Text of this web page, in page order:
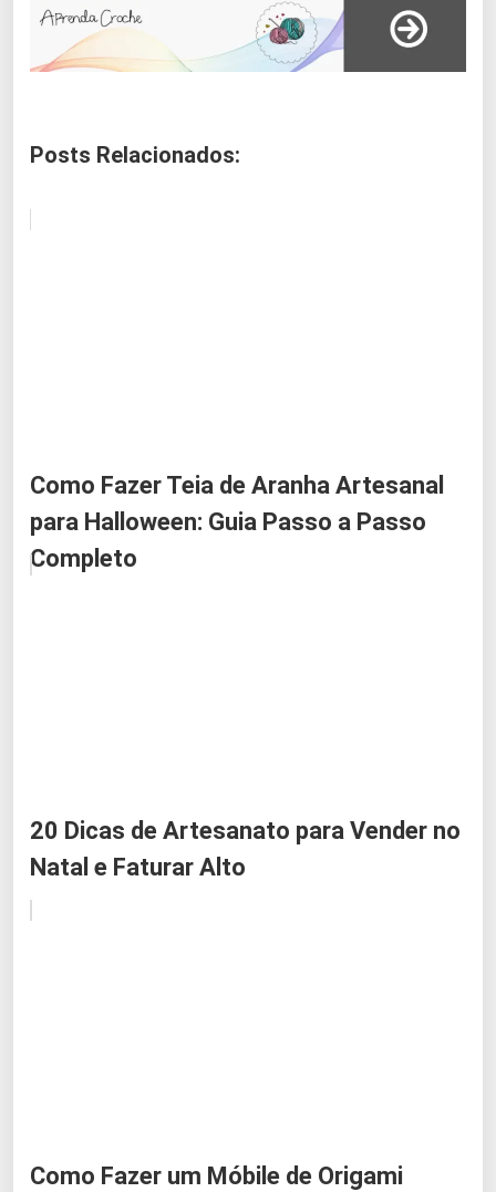
Posts Relacionados:
Como Fazer Teia de Aranha Artesanal
para Halloween: Guia Passo a Passo
Completo
20 Dicas de Artesanato para Vender no
Natal e Faturar Alto
Como Fazer um Móbile de Origami